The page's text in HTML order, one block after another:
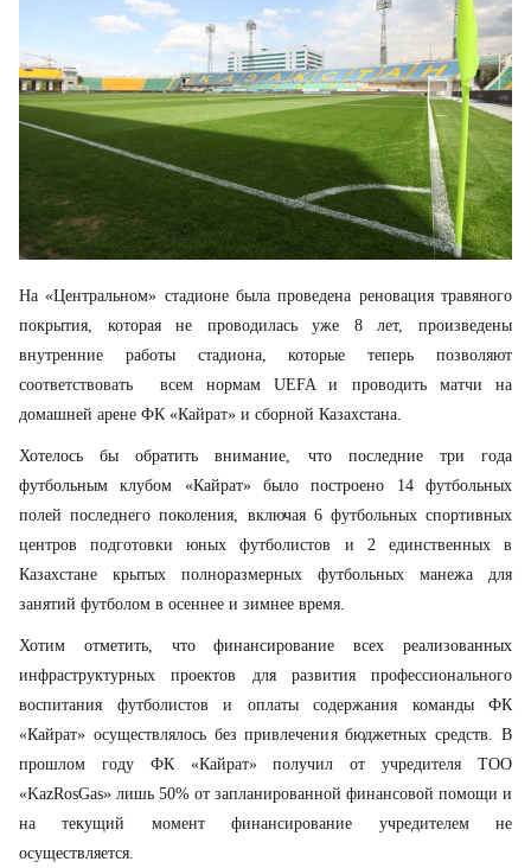
На «Центральном» стадионе была проведена реновация травяного
покрытия, которая не проводилась уже 8 лет, произведены
внутренние работы стадиона, которые теперь позволяют
соответствовать всем нормам UEFA и проводить матчи на
домашней арене ФК «Кайрат» и сборной Казахстана.
Хотелось бы обратить внимание, что последние три года
футбольным клубом «Кайрат» было построено 14 футбольных
полей последнего поколения, включая 6 футбольных спортивных
центров подготовки юных футболистов и 2 единственных в
Казахстане крытых полноразмерных футбольных манежа для
занятий футболом в осеннее и зимнее время.
Хотим отметить, что финансирование всех реализованных
инфраструктурных проектов для развития профессионального
воспитания футболистов и оплаты содержания команды ФК
«Кайрат» осуществлялось без привлечения бюджетных средств. В
прошлом году ФК «Кайрат» получил от учредителя ТОО
«KazRosGas» лишь 50% от запланированной финансовой помощи и
на текущий момент финансирование учредителем не
осуществляется.